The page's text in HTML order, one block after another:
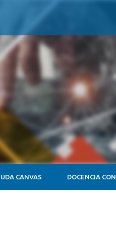
CANVAS DOCENCIA